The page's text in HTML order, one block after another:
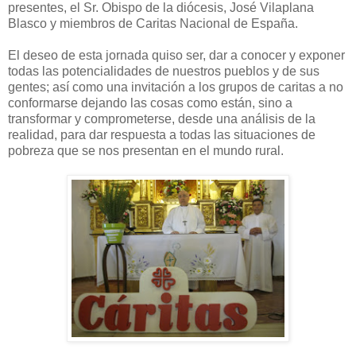
presentes, el Sr. Obispo de la diócesis, José Vilaplana
Blasco y miembros de Caritas Nacional de España.
El deseo de esta jornada quiso ser, dar a conocer y exponer
todas las potencialidades de nuestros pueblos y de sus
gentes; así como una invitación a los grupos de caritas a no
conformarse dejando las cosas como están, sino a
transformar y comprometerse, desde una análisis de la
realidad, para dar respuesta a todas las situaciones de
pobreza que se nos presentan en el mundo rural.